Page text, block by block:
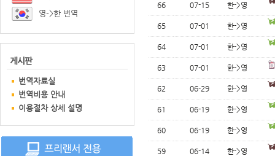
영->한 번역
번역자료실
번역비용 안내
이용절차 상세 설명
66 07-15 한->영
65 07-01 한->영
64 07-01 한->영
63 07-01 한->영
62 06-29 한->영
61 06-19 한->영
60 06-19 한->영
59 06-14 한->영